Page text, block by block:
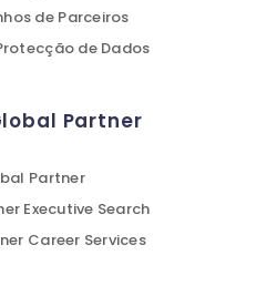
de Parceiros
de Dados
Partner
Partner
Executive Search
Career Services